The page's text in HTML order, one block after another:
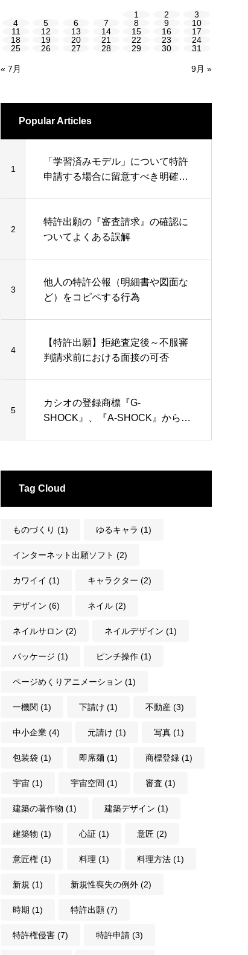
1 2
3
4
5 6 7 8 9
10
11
12 13 14 15 16
17
18
19 20 21 22 23
24
25
26 27 28 29 30 31
« 7月 9月 »
Popular Articles
1
「学習済みモデル」について特許
申請する場合に留意すべき明確性
2
特許出願の『審査請求』の確認に
ついてよくある誤解
3
他人の特許公報（明細書や図面な
ど）をコピペする行為
4
【特許出願】拒絶査定後～不服審
判請求前における面接の可否
5
カシオの登録商標『G-
SHOCK』、『A-SHOCK』から
Tag Cloud
ものづくり (1) ゆるキャラ (1)
インターネット出願ソフト (2)
カワイイ (1) キャラクター (2)
デザイン (6) ネイル (2)
ネイルサロン (2) ネイルデザイン (1)
パッケージ (1) ピンチ操作 (1)
ページめくりアニメーション (1)
一機関 (1) 下請け (1) 不動産 (3)
中小企業 (4) 元請け (1) 写真 (1)
包装袋 (1) 即席麺 (1) 商標登録 (1)
宇宙 (1) 宇宙空間 (1) 審査 (1)
建築の著作物 (1) 建築デザイン (1)
建築物 (1) 心証 (1) 意匠 (2)
意匠権 (1) 料理 (1) 料理方法 (1)
新規 (1) 新規性喪失の例外 (2)
時期 (1) 特許出願 (7)
特許権侵害 (7) 特許申請 (3)